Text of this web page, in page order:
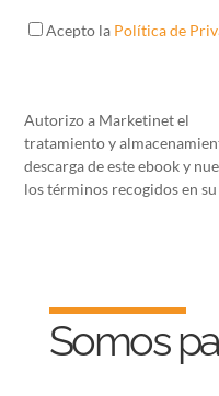
Acepto la Política de
Autorizo a Marketinet el
tratamiento y
descarga de este ebook y
los términos recogidos en su
Somos